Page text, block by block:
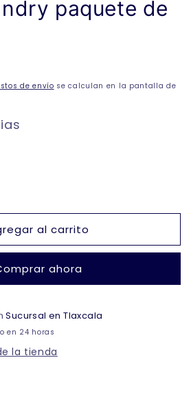
paquete de
de envío se calculan en la pantalla de
al carrito
ahora
Sucursal en Tlaxcala
en 24 horas
la tienda